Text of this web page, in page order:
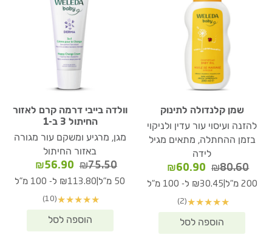
שמן קלנדולה לתינוק
להזנה ועיסוי עור עדין ולניקוי
בזמן ההחתלה, מתאים מגיל
לידה
₪80.60
המחיר
המקורי
₪80.60.
₪60.90
המחיר
הנוכחי
200 מ"ל ₪30.45 ל- 100 מ"ל
★
★
★
★
★
(2)
וולדה בייבי דרמה קרם לאזור
החיתול 3 ב-1
מגן, מרגיע ומשקם עור מגורה
באזור החיתול
₪75.50
המחיר
המקורי
₪75.50.
₪56.90
הנוכחי
50 מ"ל ₪113.80 ל- 100 מ"ל
★
★
★
★
★
(10)